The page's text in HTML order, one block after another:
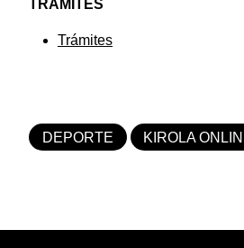
TRÁMITES
Trámites
DEPORTE KIROLA